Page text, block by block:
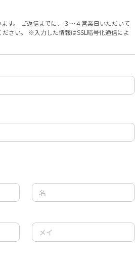
す。 ご返信までに、３〜４営業日いただいて
さい。 ※入力した情報はSSL暗号化通信によ